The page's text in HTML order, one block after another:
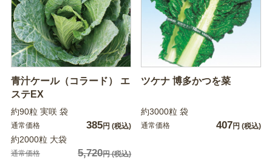
青汁ケール（コラード） エ
ステEX
約90粒 実咲 袋
通常価格 385円 (税込)
約2000粒 大袋
通常価格 5,720円(税込)
ツケナ 博多かつを菜
約3000粒 袋
通常価格 407円 (税込)